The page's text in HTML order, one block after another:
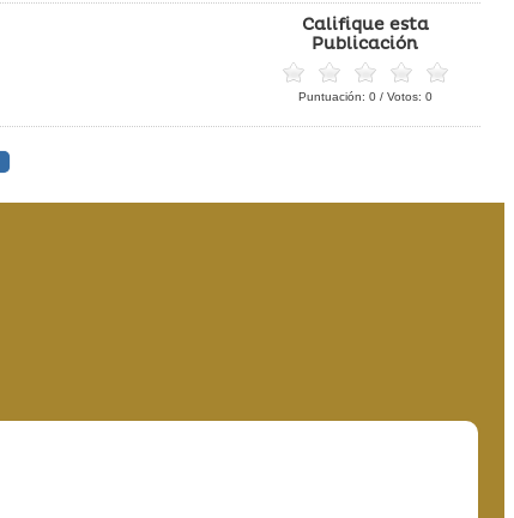
Califique esta
Publicación
Puntuación: 0/ Votos: 0